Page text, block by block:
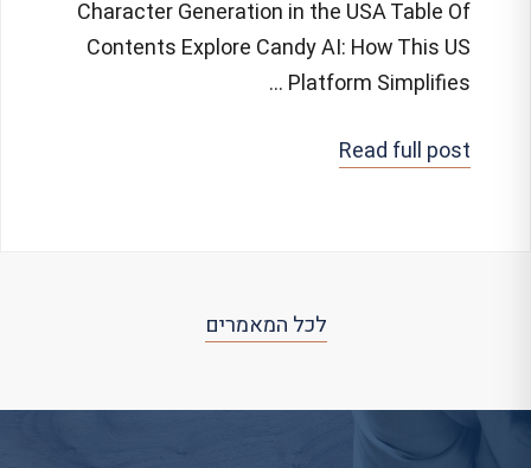
Character Generation in the USA Table Of
Contents Explore Candy AI: How This US
Platform Simplifies …
Read full post
לכל המאמרים